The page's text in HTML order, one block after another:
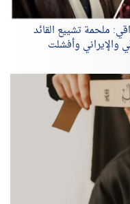
ملحمة تشييع القائد
والإيراني وأفشلت